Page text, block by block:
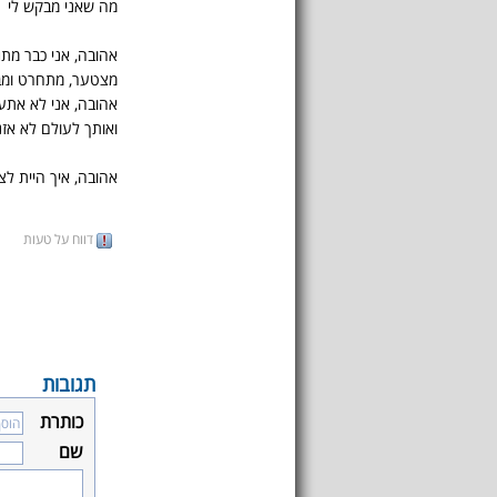
מה שאני מבקש לי
אהובה, אני כבר
מצטער, מתחרט
אהובה, אני לא
ואותך לעולם לא
אהובה, איך היית
דווח על טעות
תגובות
כותרת
שם